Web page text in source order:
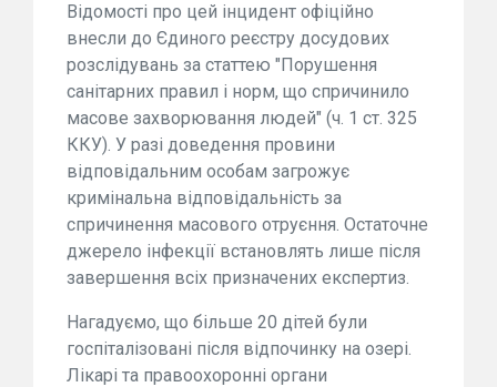
Відомості про цей інцидент офіційно
внесли до Єдиного реєстру досудових
розслідувань за статтею "Порушення
санітарних правил і норм, що спричинило
масове захворювання людей" (ч. 1 ст. 325
ККУ). У разі доведення провини
відповідальним особам загрожує
кримінальна відповідальність за
спричинення масового отруєння. Остаточне
джерело інфекції встановлять лише після
завершення всіх призначених експертиз.
Нагадуємо, що більше 20 дітей були
госпіталізовані після відпочинку на озері.
Лікарі та правоохоронні органи